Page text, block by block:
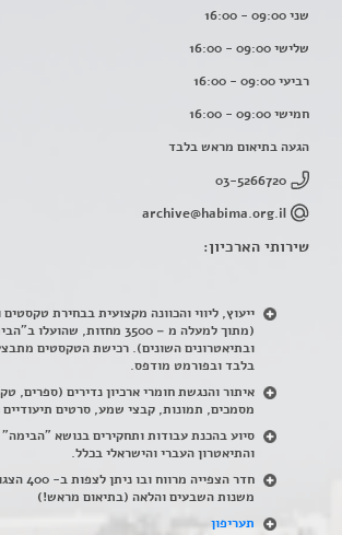
שני 09:00 - 16:00
שלישי 09:00 - 16:00
רביעי 09:00 - 16:00
חמישי 09:00 - 16:00
הגעה בתיאום מראש בלבד
03-5266720
archive@habima.org.il
שירותי הארכיון:
ייעוץ, ליווי והכוונה מקצועית בבחירת טקסטים
(מתוך למעלה מ – 3500 מחזות, שהועלו
ובתיאטרונים השונים). רכישת הטקסטים
בלבד ובפורמט מודפס.
איתור והנגשת חומרי ארכיון נדירים (ספרים,
מסמכים, תמונות, קבצי שמע, סרטים תיעודיים
סיוע בהכנת עבודות ותחקירים בנושא
והתיאטרון העברי והישראלי בכלל.
חדר הצפייה
משנות השבעים והלאה (בתיאום מראש!)
תעריפון